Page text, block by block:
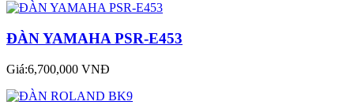
ĐÀN YAMAHA PSR-E453
Giá:6,700,000 VNĐ